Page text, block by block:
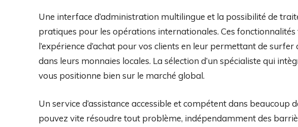
Une interface d’administration multilingue et la possibilité de
pratiques pour les opérations internationales. Ces
l’expérience d’achat pour vos clients en leur permettant de
dans leurs monnaies locales. La sélection d’un spécialiste qui
vous positionne bien sur le marché global.
Un service d’assistance accessible et compétent dans beaucoup
pouvez vite résoudre tout problème, indépendamment des